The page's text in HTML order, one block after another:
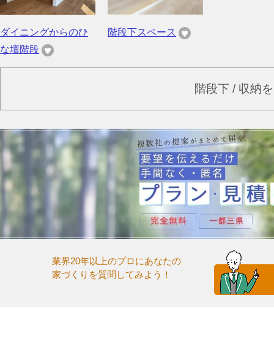
ダイニングからのひ
な壇階段
階段下スペース
階段下 / 収納
業界20年以上のプロにあなたの
家づくりを質問してみよう！